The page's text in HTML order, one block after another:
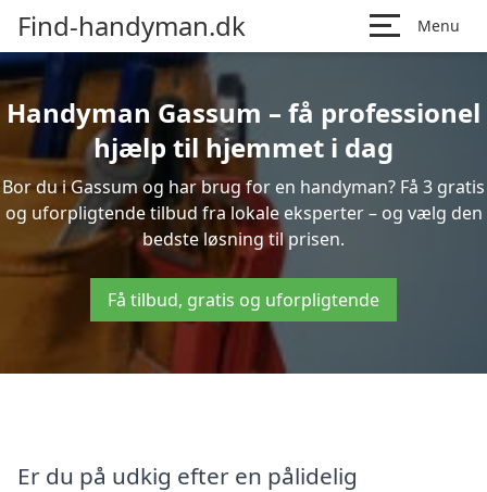
Find-handyman.dk Menu
Handyman Gassum – få professionel
hjælp til hjemmet i dag
Bor du i Gassum og har brug for en handyman? Få 3 gratis
og uforpligtende tilbud fra lokale eksperter – og vælg den
bedste løsning til prisen.
Få tilbud, gratis og uforpligtende
Er du på udkig efter en pålidelig